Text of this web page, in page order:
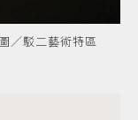
／駁二藝術特區